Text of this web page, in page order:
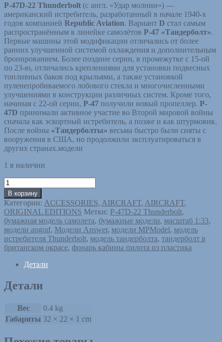
P-47D-22 Thunderbolt (с англ. «Удар молнии») —
американский истребитель, разработанный в начале 1940-х
годов компанией Republic Aviation. Вариант D стал самым
распространённым в линейке самолётов P-47 «Тандерболт».
Первые машины этой модификации отличались от более
ранних улучшенной системой охлаждения и дополнительным
бронированием. Более поздние серии, в промежутке с 15-ой
по 23-ю, отличались креплениями для установки подвесных
топливных баков под крыльями, а также установкой
пуленепробиваемого лобового стекла и многочисленными
улучшениями в конструкции различных систем. Кроме того,
начиная с 22-ой серии, P-47 получили новый пропеллер. P-
47D принимали активное участие во Второй мировой войны
сначала как эскортный истребитель, а позже и как штурмовик.
После войны «Тандерболты» весьма быстро были сняты с
вооружения в США, но продолжили эксплуатироваться в
других странах.модели
1 в наличии
Количество
товара
P-
47D-
22
Thunderbolt.
КОМПЛЕКТ:
Модель
+
Формеры
Колеса
+
Масштаб
1:33.
Изд.:
В корзину
Категории: ACCESSORIES, AIRCRAFT, AIRCRAFT,
ORIGINAL EDITIONS Метки: P-47D-22 Thunderbolt,
бумажная модель самолета, бумажные модели, масштаб 1:33,
модели angraf, Модели Answer, модели MPModel, модель
истребителя Thunderbolt, модель тандерболта, тандерболт в
британском окрасе, фонарь кабины пилота из пластика
Детали
Детали
Вес
0.4 kg
Габариты 32 × 22 × 1 cm